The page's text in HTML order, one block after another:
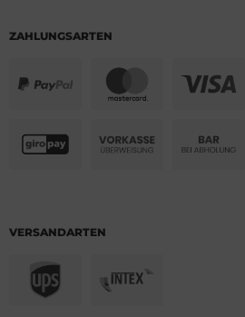
ZAHLUNGSARTEN
VERSANDARTEN